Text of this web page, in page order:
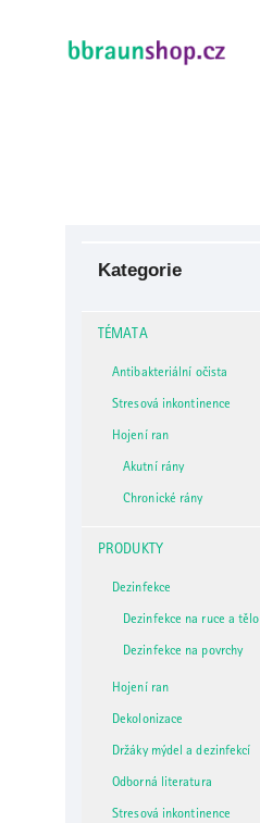
Kategorie
TÉMATA
Antibakteriální očista
Stresová inkontinence
Hojení ran
Akutní rány
Chronické rány
PRODUKTY
Dezinfekce
Dezinfekce na ruce a tělo
Dezinfekce na povrchy
Hojení ran
Dekolonizace
Držáky mýdel a dezinfekcí
Odborná literatura
Stresová inkontinence